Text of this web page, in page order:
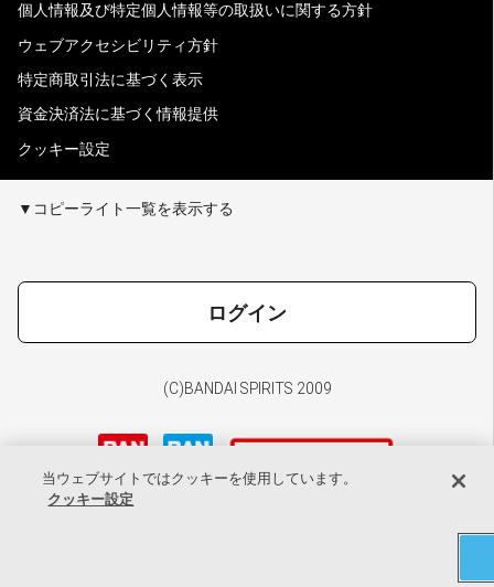
個人情報及び特定個人情報等の取扱いに関する方針
ウェブアクセシビリティ方針
特定商取引法に基づく表示
資金決済法に基づく情報提供
クッキー設定
▼コピーライト一覧を表示する
ログイン
(C)BANDAI SPIRITS 2009
当ウェブサイトではクッキーを使用しています。
クッキー設定